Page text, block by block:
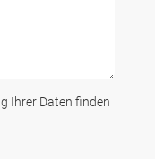
Ihrer Daten finden